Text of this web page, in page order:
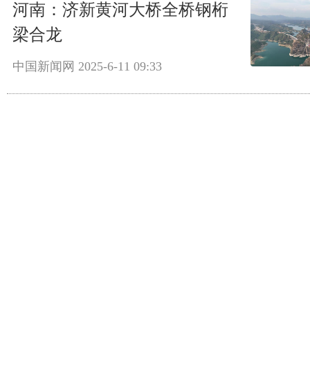
河南：济新黄河大桥全桥钢桁
梁合龙
中国新闻网 2025-6-11 09:33